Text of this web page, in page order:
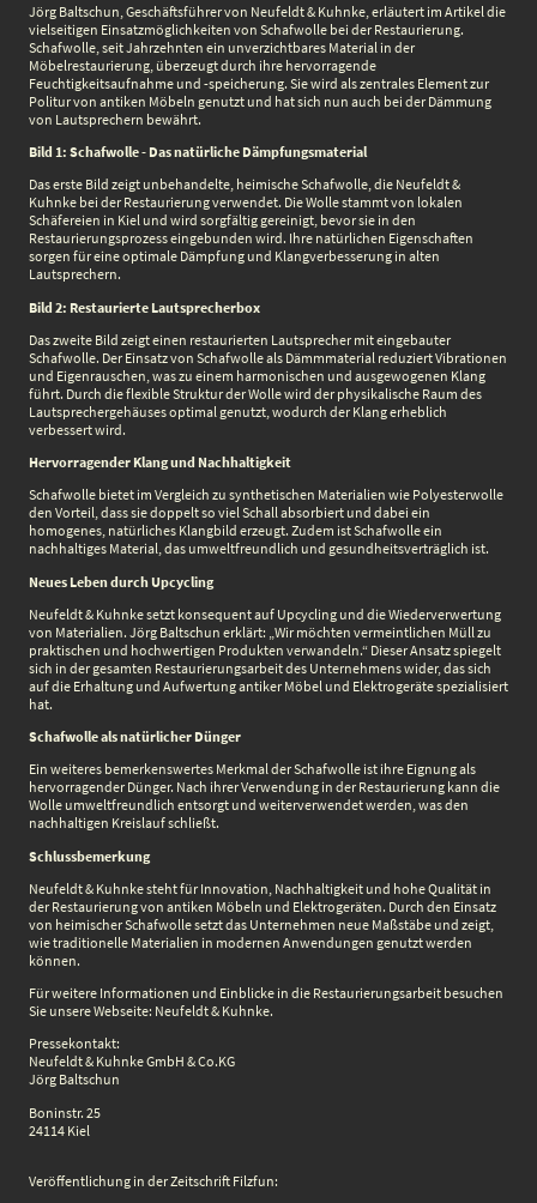
Jörg Baltschun, Geschäftsführer von Neufeldt & Kuhnke, erläutert im Artikel die
vielseitigen Einsatzmöglichkeiten von Schafwolle bei der Restaurierung.
Schafwolle, seit Jahrzehnten ein unverzichtbares Material in der
Möbelrestaurierung, überzeugt durch ihre hervorragende
Feuchtigkeitsaufnahme und -speicherung. Sie wird als zentrales Element zur
Politur von antiken Möbeln genutzt und hat sich nun auch bei der Dämmung
von Lautsprechern bewährt.
Bild 1: Schafwolle - Das natürliche Dämpfungsmaterial
Das erste Bild zeigt unbehandelte, heimische Schafwolle, die Neufeldt &
Kuhnke bei der Restaurierung verwendet. Die Wolle stammt von lokalen
Schäfereien in Kiel und wird sorgfältig gereinigt, bevor sie in den
Restaurierungsprozess eingebunden wird. Ihre natürlichen Eigenschaften
sorgen für eine optimale Dämpfung und Klangverbesserung in alten
Lautsprechern.
Bild 2: Restaurierte Lautsprecherbox
Das zweite Bild zeigt einen restaurierten Lautsprecher mit eingebauter
Schafwolle. Der Einsatz von Schafwolle als Dämmmaterial reduziert Vibrationen
und Eigenrauschen, was zu einem harmonischen und ausgewogenen Klang
führt. Durch die flexible Struktur der Wolle wird der physikalische Raum des
Lautsprechergehäuses optimal genutzt, wodurch der Klang erheblich
verbessert wird.
Hervorragender Klang und Nachhaltigkeit
Schafwolle bietet im Vergleich zu synthetischen Materialien wie Polyesterwolle
den Vorteil, dass sie doppelt so viel Schall absorbiert und dabei ein
homogenes, natürliches Klangbild erzeugt. Zudem ist Schafwolle ein
nachhaltiges Material, das umweltfreundlich und gesundheitsverträglich ist.
Neues Leben durch Upcycling
Neufeldt & Kuhnke setzt konsequent auf Upcycling und die Wiederverwertung
von Materialien. Jörg Baltschun erklärt: „Wir möchten vermeintlichen Müll zu
praktischen und hochwertigen Produkten verwandeln.“ Dieser Ansatz spiegelt
sich in der gesamten Restaurierungsarbeit des Unternehmens wider, das sich
auf die Erhaltung und Aufwertung antiker Möbel und Elektrogeräte spezialisiert
hat.
Schafwolle als natürlicher Dünger
Ein weiteres bemerkenswertes Merkmal der Schafwolle ist ihre Eignung als
hervorragender Dünger. Nach ihrer Verwendung in der Restaurierung kann die
Wolle umweltfreundlich entsorgt und weiterverwendet werden, was den
nachhaltigen Kreislauf schließt.
Schlussbemerkung
Neufeldt & Kuhnke steht für Innovation, Nachhaltigkeit und hohe Qualität in
der Restaurierung von antiken Möbeln und Elektrogeräten. Durch den Einsatz
von heimischer Schafwolle setzt das Unternehmen neue Maßstäbe und zeigt,
wie traditionelle Materialien in modernen Anwendungen genutzt werden
können.
Für weitere Informationen und Einblicke in die Restaurierungsarbeit besuchen
Sie unsere Webseite: Neufeldt & Kuhnke.
Pressekontakt:
Neufeldt & Kuhnke GmbH & Co.KG
Jörg Baltschun
Boninstr. 25
24114 Kiel
Veröffentlichung in der Zeitschrift Filzfun: